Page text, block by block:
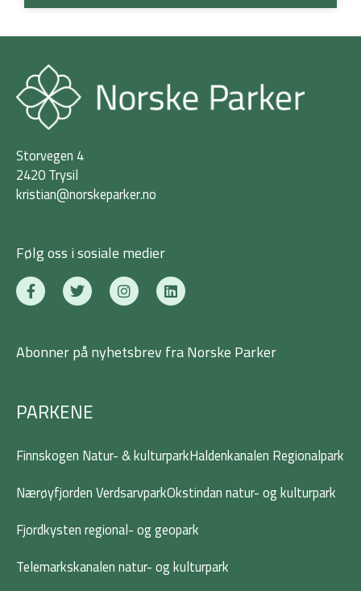
Storvegen 4
2420 Trysil
kristian@norskeparker.no
Følg oss i sosiale medier
F
a
c
o
-
f
T
w
i
e
I
n
s
a
g
L
i
n
e
d
Abonner på nyhetsbrev fra Norske Parker
PARKENE
Finnskogen Natur- & kulturparkHaldenkanalen Regionalpark
Nærøyfjorden VerdsarvparkOkstindan natur- og kulturpark
Fjordkysten regional- og geopark
Telemarkskanalen natur- og kulturpark